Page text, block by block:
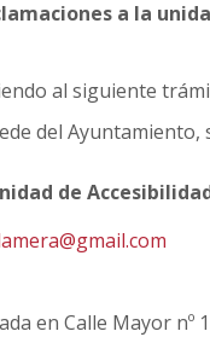
a la
al siguiente
del Ayuntamiento,
de
en Calle Mayor nº